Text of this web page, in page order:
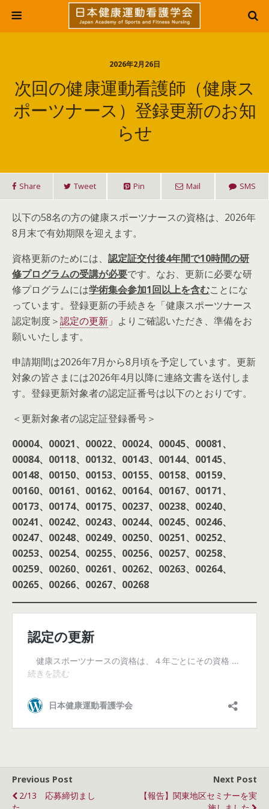
2026年2月26日
次回の健康運動看護師（健康ス
ポーツナース）登録更新のお知
らせ
Share Tweet Pin Mail SMS
以下の58名の方の健康スポーツナースの資格は、2026年
8月末で有効期限を迎えます。
資格更新のためには、 認定証交付後4年間で10時間の研
修プログラムの受講が必要です。なお、更新に必要な研
修プログラムには学術集会参加1回以上を含むことにな
っています。登録更新の手続きを「健康スポーツナース
認定制度＞認定の更新 」よりご確認いただき、準備をお
願いいたします。
申請期間は2026年7月から8月頃を予定しています。更新
対象の皆さまには2026年4月以降に連絡文書を送付しま
す。登録更新対象者の認定証番号は以下のとおりです。
＜更新対象者の認定証登録番号＞
00004、00021、00022、00024、00045、00081、
00084、00118、00132、00143、00144、00145、
00148、00150、00153、00155、00158、00159、
00160、00161、00162、00164、00167、00171、
00173、00174、00175、00237、00238、00240、
00241、00242、00243、00244、00245、00246、
00247、00248、00249、00250、00251、00252、
00253、00254、00255、00256、00257、00258、
00259、00260、00261、00262、00263、00264、
00265、00266、00267、00268
Previous Post
2/13 応募締切まし
Next Post
【報告】関東地区セミナーを実